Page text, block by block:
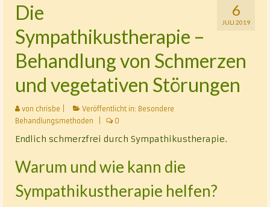
Rhythmisch-energetische Wirbelsäulen- und
Gelenkbehandlung nach Luck (REGB)
Chakrablütenessenzentherapie
Alternative Heilmethoden
Vita
Kontakt
Datenschutz
6
JULI 2019
Die
Sympathikustherapie –
Behandlung von Schmerzen
und vegetativen Störungen
von chrisbe Veröffentlicht in: Besondere
Behandlungsmethoden
0
Endlich schmerzfrei durch Sympathikustherapie.
Warum und wie kann die
Sympathikustherapie helfen?